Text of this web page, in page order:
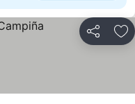
Partilhar